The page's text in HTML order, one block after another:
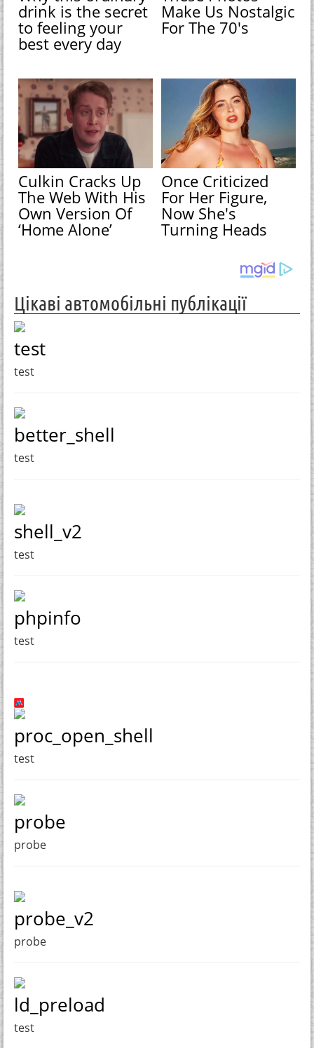
drink is the secret
to feeling your
best every day
Make Us Nostalgic
For The 70's
Culkin Cracks Up
The Web With His
Own Version Of
‘Home Alone’
Once Criticized
For Her Figure,
Now She's
Turning Heads
Цікаві автомобільні публікації
test
test
better_shell
test
shell_v2
test
phpinfo
test
proc_open_shell
test
probe
probe
probe_v2
probe
ld_preload
test